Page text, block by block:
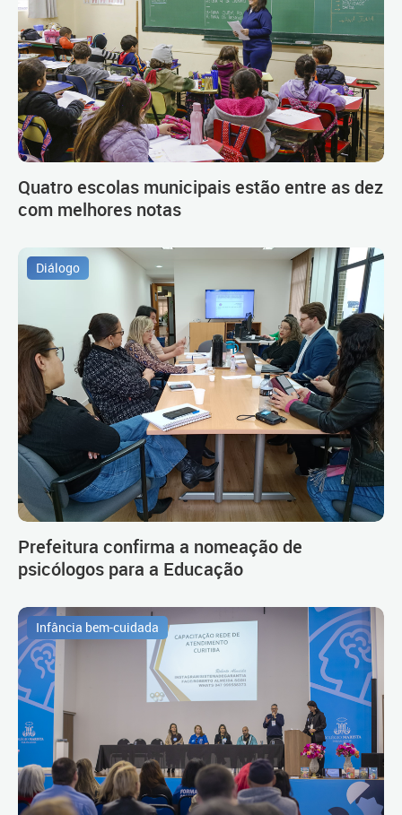
Quatro escolas municipais estão entre as dez
com melhores notas
Diálogo
Prefeitura confirma a nomeação de
psicólogos para a Educação
Infância bem-cuidada